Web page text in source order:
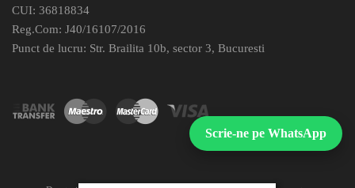
CUI: 36818834
Reg.Com: J40/16107/2016
Punct de lucru: Str. Brailita 10b, sector 3, Bucuresti
Scrie-ne pe WhatsApp